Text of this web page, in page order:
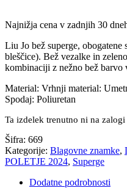
Najnižja cena v zadnjih 30
Liu Jo bež superge, obogatene
bleščice). Bež vezalke in
kombinaciji z nežno bež barvo
Material: Vrhnji material:
Spodaj: Poliuretan
Ta izdelek trenutno ni na
Šifra: 669
Kategorije: Blagovne znamke,
POLETJE 2024, Superge
Dodatne podrobnosti